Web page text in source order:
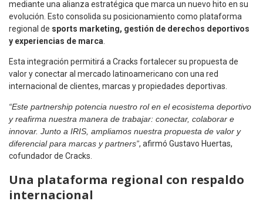
mediante una alianza estratégica que marca un nuevo hito en su
evolución. Esto consolida su posicionamiento como plataforma
regional de sports marketing, gestión de derechos deportivos
y experiencias de marca
Esta integración permitirá a Cracks fortalecer su propuesta de
valor y conectar al mercado latinoamericano con una red
internacional de clientes, marcas y propiedades deportivas.
“Este partnership potencia nuestro rol en el ecosistema deportivo
y reafirma nuestra manera de trabajar: conectar, colaborar e
innovar. Junto a IRIS, ampliamos nuestra propuesta de valor y
diferencial para marcas y partners”, afirmó Gustavo Huertas,
cofundador de Cracks.
Una plataforma regional con respaldo
internacional